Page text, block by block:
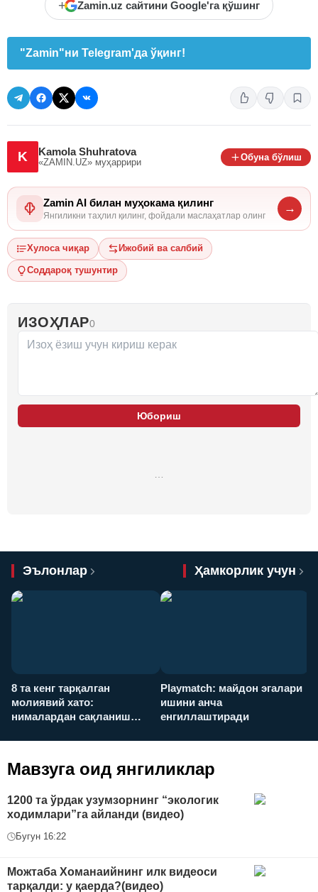
+ Zamin.uz сайтини Google'га қўшинг
"Zamin"ни Telegram'да ўқинг!
K Kamola Shuhratova
«ZAMIN.UZ» муҳаррири
Обуна бўлиш
Zamin AI билан муҳокама қилинг
Янгиликни таҳлил қилинг, фойдали маслаҳатлар олинг
→
Хулоса чиқар Ижобий ва салбий
Соддароқ тушунтир
ИЗОҲЛАР0
Юбориш
Эълонлар Ҳамкорлик учун
8 та кенг тарқалган
молиявий хато:
нималардан сақланиш
Playmatch: майдон эгалари
ишини анча
енгиллаштиради
Мавзуга оид янгиликлар
1200 та ўрдак узумзорнинг “экологик
ходимлари”га айланди (видео)
Бугун 16:22
Можтаба Хоманаийнинг илк видеоси
тарқалди: у қаерда?(видео)